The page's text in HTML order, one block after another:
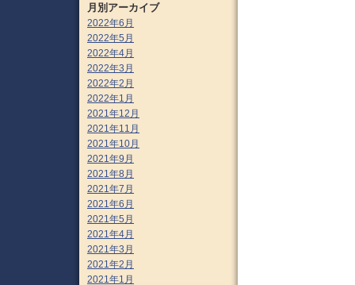
月別アーカイブ
2022年6月
2022年5月
2022年4月
2022年3月
2022年2月
2022年1月
2021年12月
2021年11月
2021年10月
2021年9月
2021年8月
2021年7月
2021年6月
2021年5月
2021年4月
2021年3月
2021年2月
2021年1月